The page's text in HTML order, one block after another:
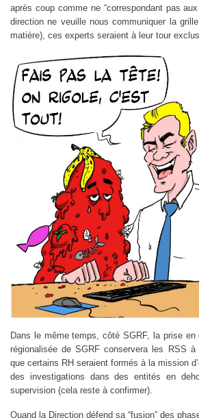
après coup comme ne “correspondant pas
direction ne veuille nous communiquer la
matière), ces experts seraient à leur tour
Dans le même temps, côté SGRF, la prise en
régionalisée de SGRF conservera les RSS
que certains RH seraient formés à la mission
des investigations dans des entités en
supervision (cela reste à confirmer).
Quand la Direction défend sa “fusion” des